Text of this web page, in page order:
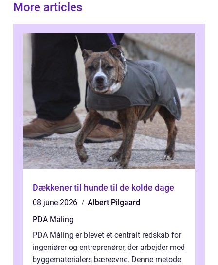
More articles
Dækkener til hunde til de kolde dage
08 june 2026
Albert Pilgaard
PDA Måling
PDA Måling er blevet et centralt redskab for
ingeniører og entreprenører, der arbejder med
byggematerialers bæreevne. Denne metode